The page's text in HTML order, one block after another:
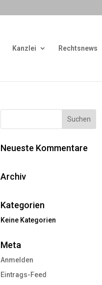
Kanzlei Rechtsnews
Neueste Kommentare
Archiv
Kategorien
Keine Kategorien
Meta
Anmelden
Eintrags-Feed